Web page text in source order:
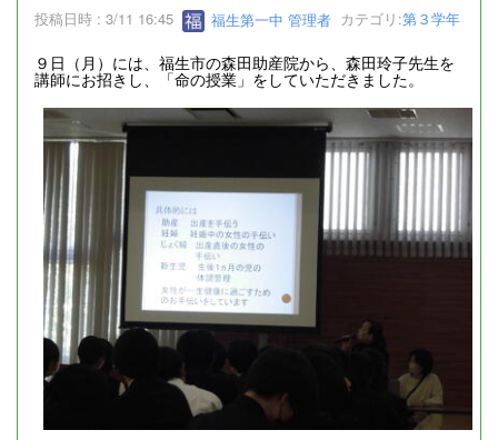
投稿日時 : 3/11 16:45 福生第一中 管理者 カテゴリ:第３学年
９日（月）には、福生市の森田助産院から、森田玲子先生を
講師にお招きし、「命の授業」をしていただきました。